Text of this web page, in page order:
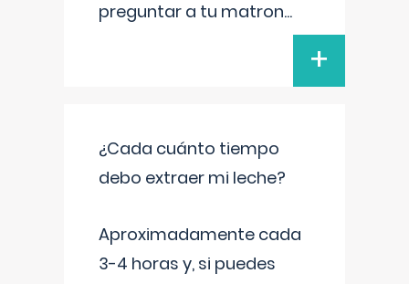
preguntar a tu matron...
+
¿Cada cuánto tiempo
debo extraer mi leche?
Aproximadamente cada
3-4 horas y, si puedes